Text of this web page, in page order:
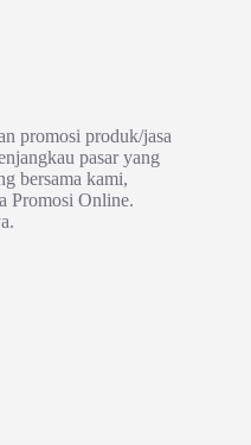
promosi produk/jasa
pasar yang
bersama kami,
Promosi Online.